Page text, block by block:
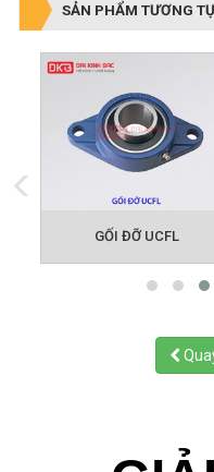
GỐI ĐỠ UCFL